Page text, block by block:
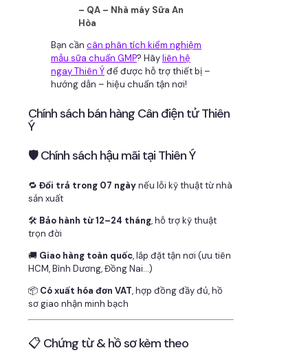
– QA – Nhà máy Sữa An
Hòa
Bạn cần cân phân tích kiểm nghiệm
mẫu sữa chuẩn GMP? Hãyliên hệ
ngay Thiên Ýđể được hỗ trợ thiết bị –
hướng dẫn – hiệu chuẩn tận nơi!
Chính sách bán hàng Cân điện tử Thiên
Ý
🛡 Chính sách hậu mãi tại Thiên Ý
🔁 Đổi trả trong 07 ngàynếu lỗi kỹ thuật từ nhà
sản xuất
🛠 Bảo hành từ 12–24 tháng, hỗ trợ kỹ thuật
trọn đời
🚚 Giao hàng toàn quốc, lắp đặt tận nơi (ưu tiên
HCM, Bình Dương, Đồng Nai…)
📦 Có xuất hóa đơn VAT, hợp đồng đầy đủ, hồ
sơ giao nhận minh bạch
📋 Chứng từ & hồ sơ kèm theo